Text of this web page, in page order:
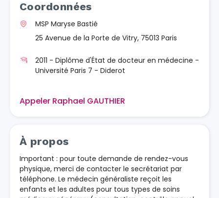
Coordonnées
MSP Maryse Bastié
25 Avenue de la Porte de Vitry, 75013 Paris
2011 - Diplôme d'État de docteur en médecine -
Université Paris 7 - Diderot
Appeler Raphael GAUTHIER
À propos
Important : pour toute demande de rendez-vous
physique, merci de contacter le secrétariat par
téléphone. Le médecin généraliste reçoit les
enfants et les adultes pour tous types de soins